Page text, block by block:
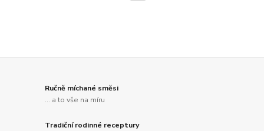
Ručně míchané směsi
... a to vše na míru
Tradiční rodinné receptury